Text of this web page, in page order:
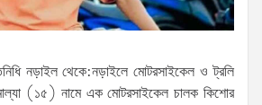
নড়াইল থেকে:নড়াইলে মোটরসাইকেল ও ট্রলি
(১৫) নামে এক মোটরসাইকেল চালক কিশোর